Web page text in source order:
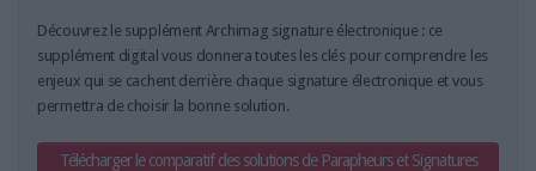
Découvrez le supplément Archimag signature électronique : ce
supplément digital vous donnera toutes les clés pour comprendre les
enjeux qui se cachent derrière chaque signature électronique et vous
permettra de choisir la bonne solution.
Télécharger le comparatif des solutions de Parapheurs et Signatures